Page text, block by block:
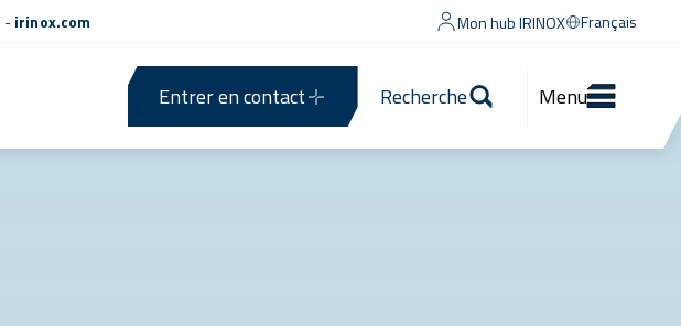
-irinox.com Mon hub IRINOX Français
Entrer en contact Recherche Menu